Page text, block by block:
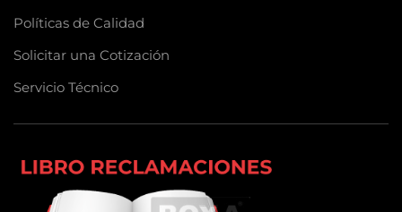
Políticas de Calidad
Solicitar una Cotización
Servicio Técnico